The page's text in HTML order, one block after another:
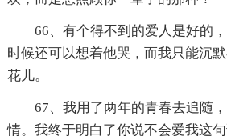
66、有个得不到的爱人是好的
时候还可以想着他哭，而我只能沉
花儿。
67、我用了两年的青春去追随
情。我终于明白了你说不会爱我这